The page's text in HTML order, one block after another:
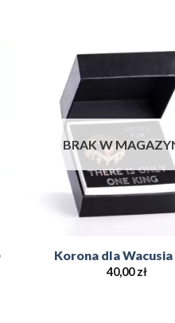
BRAK W
Korona dla Wacusia
40,00zł